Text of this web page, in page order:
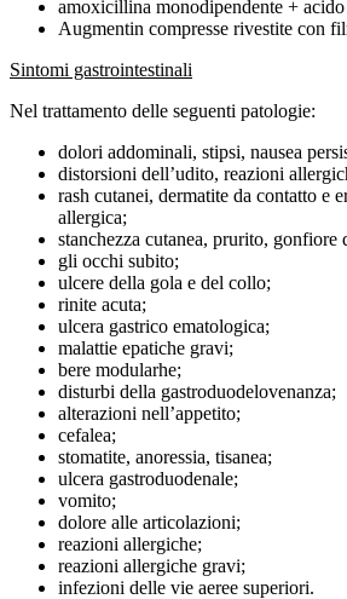
amoxicillina monodipendente +
Augmentin compresse rivestite con
Sintomi gastrointestinali
Nel trattamento delle seguenti patologie:
dolori addominali, stipsi, nausea
distorsioni dell’udito, reazioni
rash cutanei, dermatite da contatto e
allergica;
stanchezza cutanea, prurito, gonfiore
gli occhi subito;
ulcere della gola e del collo;
rinite acuta;
ulcera gastrico ematologica;
malattie epatiche gravi;
bere modularhe;
disturbi della gastroduodelovenanza;
alterazioni nell’appetito;
cefalea;
stomatite, anoressia, tisanea;
ulcera gastroduodenale;
vomito;
dolore alle articolazioni;
reazioni allergiche;
reazioni allergiche gravi;
infezioni delle vie aeree superiori.